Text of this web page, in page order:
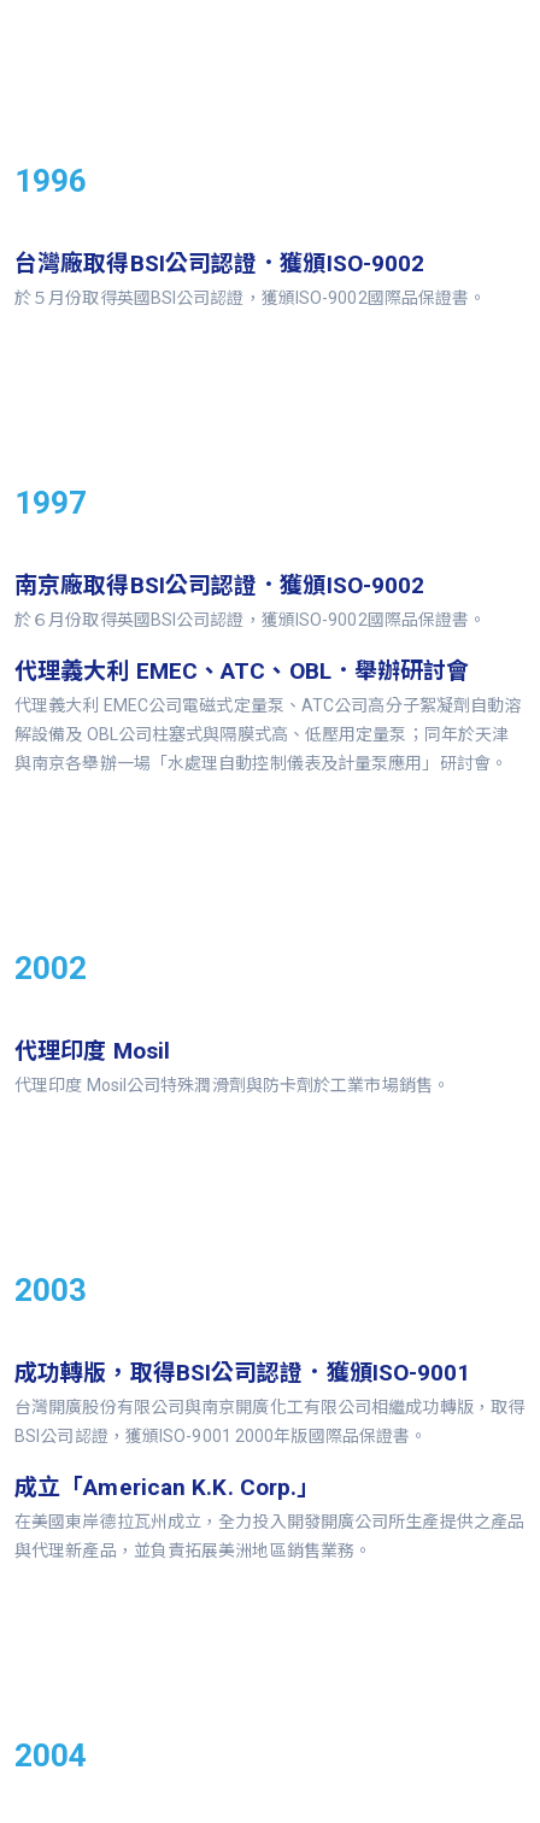
1996
台灣廠取得BSI公司認證．獲頒ISO-9002
於５月份取得英國BSI公司認證，獲頒ISO-9002國際品保證書。
1997
南京廠取得BSI公司認證．獲頒ISO-9002
於６月份取得英國BSI公司認證，獲頒ISO-9002國際品保證書。
代理義大利 EMEC、ATC、OBL．舉辦研討會
代理義大利 EMEC公司電磁式定量泵、ATC公司高分子絮凝劑自動溶
解設備及 OBL公司柱塞式與隔膜式高、低壓用定量泵；同年於天津
與南京各舉辦一場「水處理自動控制儀表及計量泵應用」研討會。
2002
代理印度 Mosil
代理印度 Mosil公司特殊潤滑劑與防卡劑於工業市場銷售。
2003
成功轉版，取得BSI公司認證．獲頒ISO-9001
台灣開廣股份有限公司與南京開廣化工有限公司相繼成功轉版，取得
BSI公司認證，獲頒ISO-9001 2000年版國際品保證書。
成立「American K.K. Corp.」
在美國東岸德拉瓦州成立，全力投入開發開廣公司所生產提供之產品
與代理新產品，並負責拓展美洲地區銷售業務。
2004